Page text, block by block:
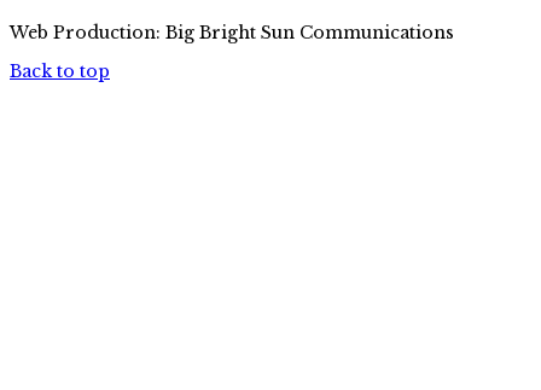
Web Production: Big Bright Sun Communications
Back to top